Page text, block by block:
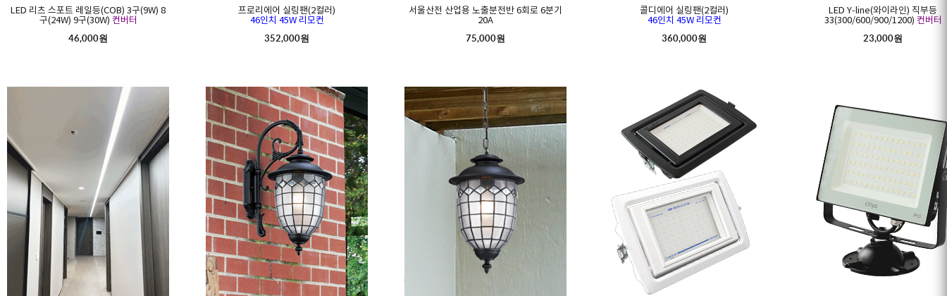
LED 리츠 스포트 레일등(COB) 3구(9W) 8
구(24W) 9구(30W) 컨버터
46,000원
프로리에어 실링팬(2컬러)
46인치 45W 리모컨
352,000원
서울산전 산업용 노출분전반 6회로 6분기
20A
75,000원
콜디에어 실링팬(2컬러)
46인치 45W 리모컨
360,000원
LED Y-line(와이라인) 직부등
33(300/600/900/1200) 컨버터
23,000원